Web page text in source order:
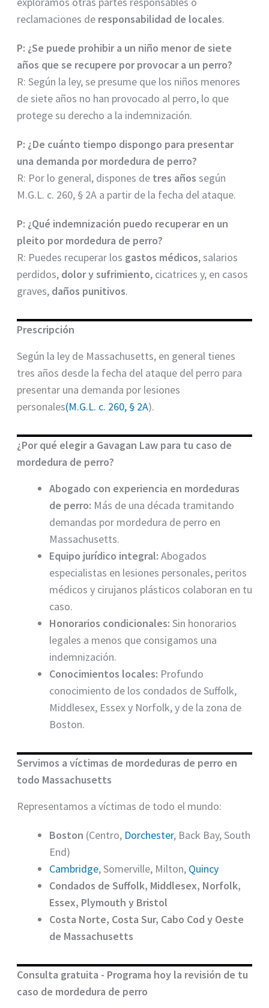
reclamaciones de responsabilidad de locales.
P: ¿Se puede prohibir a un niño menor de siete
años que se recupere por provocar a un perro?
R: Según la ley, se presume que los niños menores
de siete años no han provocado al perro, lo que
protege su derecho a la indemnización.
P: ¿De cuánto tiempo dispongo para presentar
una demanda por mordedura de perro?
R: Por lo general, dispones de tres años según
M.G.L. c. 260, § 2A a partir de la fecha del ataque.
P: ¿Qué indemnización puedo recuperar en un
pleito por mordedura de perro?
R: Puedes recuperar los gastos médicos, salarios
perdidos, dolor y sufrimiento, cicatrices y, en casos
graves, daños punitivos.
Prescripción
Según la ley de Massachusetts, en general tienes
tres años desde la fecha del ataque del perro para
presentar una demanda por lesiones
personales(M.G.L. c. 260, § 2A).
¿Por qué elegir a Gavagan Law para tu caso de
mordedura de perro?
Abogado con experiencia en mordeduras
de perro: Más de una década tramitando
demandas por mordedura de perro en
Massachusetts.
Equipo jurídico integral: Abogados
especialistas en lesiones personales, peritos
médicos y cirujanos plásticos colaboran en tu
caso.
Honorarios condicionales: Sin honorarios
legales a menos que consigamos una
indemnización.
Conocimientos locales: Profundo
conocimiento de los condados de Suffolk,
Middlesex, Essex y Norfolk, y de la zona de
Boston.
Servimos a víctimas de mordeduras de perro en
todo Massachusetts
Representamos a víctimas de todo el mundo:
Boston (Centro, Dorchester, Back Bay, South
End)
Cambridge, Somerville, Milton, Quincy
Condados de Suffolk, Middlesex, Norfolk,
Essex, Plymouth y Bristol
Costa Norte, Costa Sur, Cabo Cod y Oeste
de Massachusetts
Consulta gratuita - Programa hoy la revisión de tu
caso de mordedura de perro